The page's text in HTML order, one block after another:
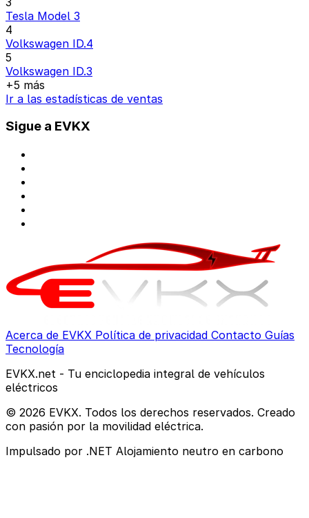
Tesla Model 3
4
Volkswagen ID.4
5
Volkswagen ID.3
+5 más
Ir a las estadísticas de ventas
Sigue a EVKX
Acerca de EVKX Política de privacidad Contacto Guías
Tecnología
EVKX.net - Tu enciclopedia integral de vehículos
eléctricos
© 2026 EVKX. Todos los derechos reservados. Creado
con pasión por la movilidad eléctrica.
Impulsado por .NET Alojamiento neutro en carbono